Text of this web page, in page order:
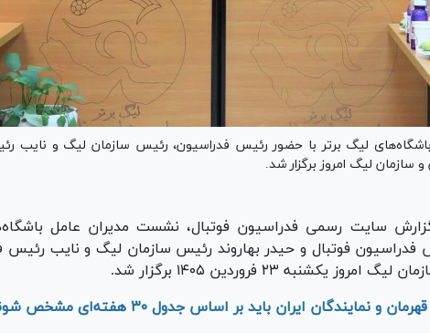
لیگ برتر با حضور رئیس فدراسیون، رئیس سازمان لیگ و نایب
سازمان لیگ امروز برگزار شد.
سایت رسمی فدراسیون فوتبال، نشست مدیران عامل
فوتبال و حیدر بهاروند رئیس سازمان لیگ و نایب رئیس
یکشنبه ۲۳ فروردین ۱۴۰۵ برگزار شد.
نمایندگان ایران باید بر اساس جدول ۳۰ هفته‌ای مشخص شوند